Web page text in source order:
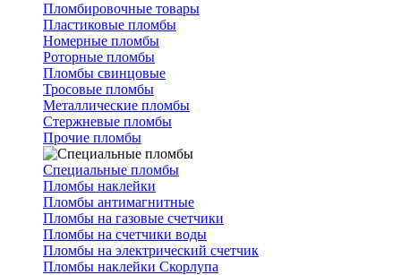
Пломбировочные товары
Пластиковые пломбы
Номерные пломбы
Роторные пломбы
Пломбы свинцовые
Тросовые пломбы
Металлические пломбы
Стержневые пломбы
Прочие пломбы
Специальные пломбы
Пломбы наклейки
Пломбы антимагнитные
Пломбы на газовые счетчики
Пломбы на счетчики воды
Пломбы на электрический счетчик
Пломбы наклейки Скорлупа